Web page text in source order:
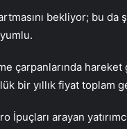
bekliyor; bu da
çarpanlarında
bir yıllık fiyat
İpuçları arayan